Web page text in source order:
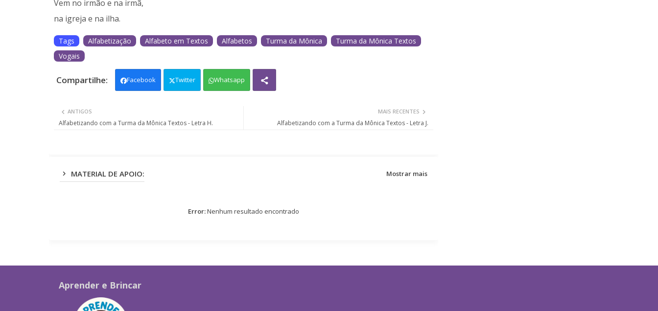
Vem no irmão e na irmã,
na igreja e na ilha.
Tags Alfabetização Alfabeto em Textos Alfabetos Turma da Mônica
Turma da Mônica Textos
Vogais
Facebook Twitter Whatsapp
MAIS RECENTES
Alfabetizando com a Turma da Mônica Textos - Letra J.
ANTIGOS
Alfabetizando com a Turma da Mônica Textos - Letra H.
MATERIAL DE APOIO: Mostrar mais
Error:Nenhum resultado encontrado
Aprender e Brincar